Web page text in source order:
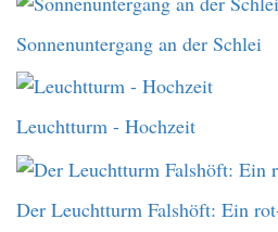
Sonnenuntergang an der Schlei
Leuchtturm - Hochzeit
Der Leuchtturm Falshöft: Ein